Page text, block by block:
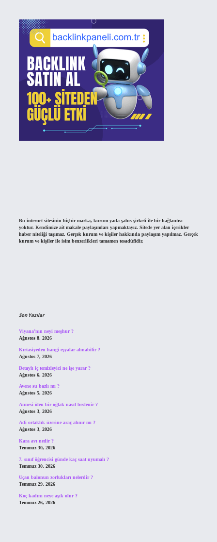
Bu internet sitesinin hiçbir marka, kurum yada şahıs şirketi ile bir bağlantısı
yoktur. Kendimize ait makale paylaşımları yapmaktayız. Sitede yer alan içerikler
haber niteliği taşımaz. Gerçek kurum ve kişiler hakkında paylaşım yapılmaz. Gerçek
kurum ve kişiler ile isim benzerlikleri tamamen tesadüfidir.
Son Yazılar
Viyana’nın neyi meşhur ?
Ağustos 8, 2026
Kırtasiyeden hangi eşyalar alınabilir ?
Ağustos 7, 2026
Detaylı iç temizleyici ne işe yarar ?
Ağustos 6, 2026
Avene su bazlı mı ?
Ağustos 5, 2026
Annesi ölen bir oğlak nasıl beslenir ?
Ağustos 3, 2026
Adi ortaklık üzerine araç alınır mı ?
Ağustos 3, 2026
Kara avı nedir ?
Temmuz 30, 2026
7. sınıf öğrencisi günde kaç saat uyumalı ?
Temmuz 30, 2026
Uçan balonun zorlukları nelerdir ?
Temmuz 29, 2026
Koç kadını neye aşık olur ?
Temmuz 26, 2026